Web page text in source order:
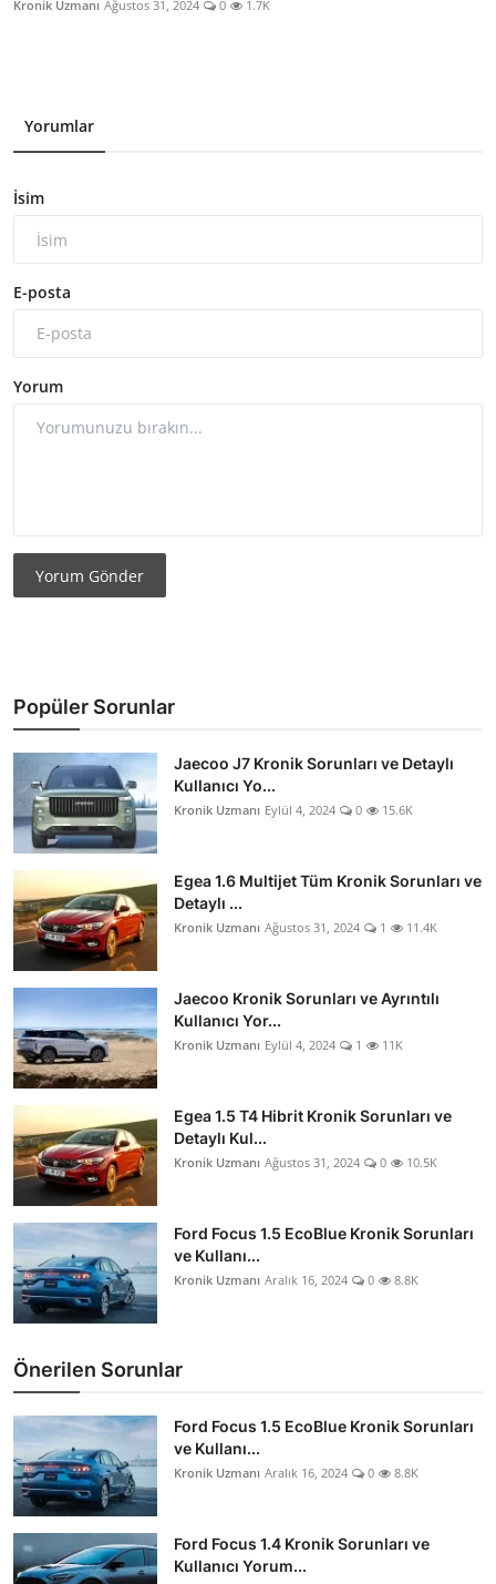
Kronik Uzmanı Ağustos 31, 2024 0 1.7K
Yorumlar
İsim
E-posta
Yorum
Yorum Gönder
Popüler Sorunlar
Jaecoo J7 Kronik Sorunları ve Detaylı
Kullanıcı Yo...
Kronik Uzmanı Eylül 4, 2024 0 15.6K
Egea 1.6 Multijet Tüm Kronik Sorunları ve
Detaylı ...
Kronik Uzmanı Ağustos 31, 2024 1 11.4K
Jaecoo Kronik Sorunları ve Ayrıntılı
Kullanıcı Yor...
Kronik Uzmanı Eylül 4, 2024 1 11K
Egea 1.5 T4 Hibrit Kronik Sorunları ve
Detaylı Kul...
Kronik Uzmanı Ağustos 31, 2024 0 10.5K
Ford Focus 1.5 EcoBlue Kronik Sorunları
ve Kullanı...
Kronik Uzmanı Aralık 16, 2024 0 8.8K
Önerilen Sorunlar
Ford Focus 1.5 EcoBlue Kronik Sorunları
ve Kullanı...
Kronik Uzmanı Aralık 16, 2024 0 8.8K
Ford Focus 1.4 Kronik Sorunları ve
Kullanıcı Yorum...